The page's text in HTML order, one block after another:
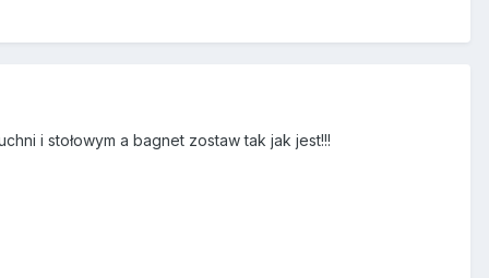
i stołowym a bagnet zostaw tak jak jest!!!